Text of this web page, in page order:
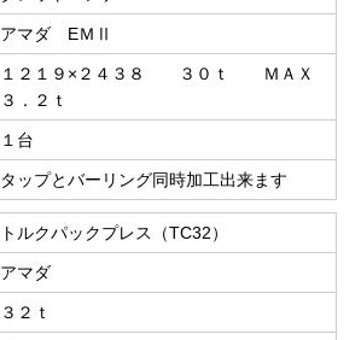
アマダ EＭⅡ
１２１９×２４３８ ３０ｔ ＭＡＸ
３．２ｔ
１台
タップとバーリング同時加工出来ます
トルクパックプレス（TC32）
アマダ
３２ｔ